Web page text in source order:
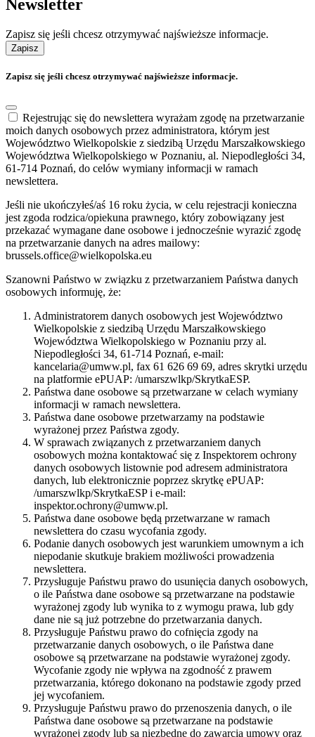
Newsletter
Zapisz się jeśli chcesz otrzymywać najświeższe informacje.
Zapisz
Zapisz się jeśli chcesz otrzymywać najświeższe informacje.
Rejestrując się do newslettera wyrażam zgodę na przetwarzanie
moich danych osobowych przez administratora, którym jest
Województwo Wielkopolskie z siedzibą Urzędu Marszałkowskiego
Województwa Wielkopolskiego w Poznaniu, al. Niepodległości 34,
61-714 Poznań, do celów wymiany informacji w ramach
newslettera.
Jeśli nie ukończyłeś/aś 16 roku życia, w celu rejestracji konieczna
jest zgoda rodzica/opiekuna prawnego, który zobowiązany jest
przekazać wymagane dane osobowe i jednocześnie wyrazić zgodę
na przetwarzanie danych na adres mailowy:
brussels.office@wielkopolska.eu
Szanowni Państwo w związku z przetwarzaniem Państwa danych
osobowych informuję, że:
Administratorem danych osobowych jest Województwo
Wielkopolskie z siedzibą Urzędu Marszałkowskiego
Województwa Wielkopolskiego w Poznaniu przy al.
Niepodległości 34, 61-714 Poznań, e-mail:
kancelaria@umww.pl, fax 61 626 69 69, adres skrytki urzędu
na platformie ePUAP: /umarszwlkp/SkrytkaESP.
Państwa dane osobowe są przetwarzane w celach wymiany
informacji w ramach newslettera.
Państwa dane osobowe przetwarzamy na podstawie
wyrażonej przez Państwa zgody.
W sprawach związanych z przetwarzaniem danych
osobowych można kontaktować się z Inspektorem ochrony
danych osobowych listownie pod adresem administratora
danych, lub elektronicznie poprzez skrytkę ePUAP:
/umarszwlkp/SkrytkaESP i e-mail:
inspektor.ochrony@umww.pl.
Państwa dane osobowe będą przetwarzane w ramach
newslettera do czasu wycofania zgody.
Podanie danych osobowych jest warunkiem umownym a ich
niepodanie skutkuje brakiem możliwości prowadzenia
newslettera.
Przysługuje Państwu prawo do usunięcia danych osobowych,
o ile Państwa dane osobowe są przetwarzane na podstawie
wyrażonej zgody lub wynika to z wymogu prawa, lub gdy
dane nie są już potrzebne do przetwarzania danych.
Przysługuje Państwu prawo do cofnięcia zgody na
przetwarzanie danych osobowych, o ile Państwa dane
osobowe są przetwarzane na podstawie wyrażonej zgody.
Wycofanie zgody nie wpływa na zgodność z prawem
przetwarzania, którego dokonano na podstawie zgody przed
jej wycofaniem.
Przysługuje Państwu prawo do przenoszenia danych, o ile
Państwa dane osobowe są przetwarzane na podstawie
wyrażonej zgody lub są niezbędne do zawarcia umowy oraz